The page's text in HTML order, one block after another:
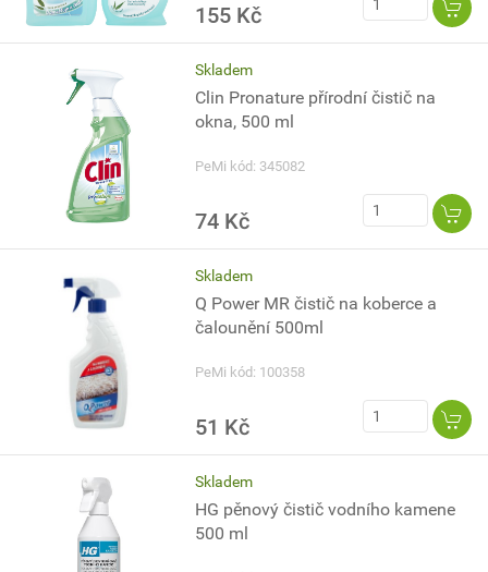
155 Kč
Skladem
Clin Pronature přírodní čistič na
okna, 500 ml
PeMi kód: 345082
74 Kč
Skladem
Q Power MR čistič na koberce a
čalounění 500ml
PeMi kód: 100358
51 Kč
Skladem
HG pěnový čistič vodního kamene
500 ml